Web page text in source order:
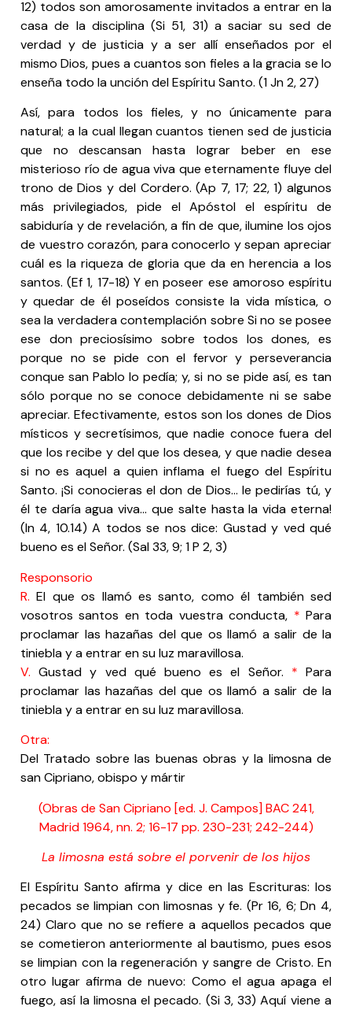
12) todos son amorosamente invitados a entrar en la
casa de la disciplina (Si 51, 31) a saciar su sed de
verdad y de justicia y a ser allí enseñados por el
mismo Dios, pues a cuantos son fieles a la gracia se lo
enseña todo la unción del Espíritu Santo. (1 Jn 2, 27)
Así, para todos los fieles, y no únicamente para
natural; a la cual llegan cuantos tienen sed de justicia
que no descansan hasta lograr beber en ese
misterioso río de agua viva que eternamente fluye del
trono de Dios y del Cordero. (Ap 7, 17; 22, 1) algunos
más privilegiados, pide el Apóstol el espíritu de
sabiduría y de revelación, a fin de que, ilumine los ojos
de vuestro corazón, para conocerlo y sepan apreciar
cuál es la riqueza de gloria que da en herencia a los
santos. (Ef 1, 17-18) Y en poseer ese amoroso espíritu
y quedar de él poseídos consiste la vida mística, o
sea la verdadera contemplación sobre Si no se posee
ese don preciosísimo sobre todos los dones, es
porque no se pide con el fervor y perseverancia
conque san Pablo lo pedía; y, si no se pide así, es tan
sólo porque no se conoce debidamente ni se sabe
apreciar. Efectivamente, estos son los dones de Dios
místicos y secretísimos, que nadie conoce fuera del
que los recibe y del que los desea, y que nadie desea
si no es aquel a quien inflama el fuego del Espíritu
Santo. ¡Si conocieras el don de Dios… le pedirías tú, y
él te daría agua viva… que salte hasta la vida eterna!
(In 4, 10.14) A todos se nos dice: Gustad y ved qué
bueno es el Señor. (Sal 33, 9; 1 P 2, 3)
Responsorio
R. El que os llamó es santo, como él también sed
vosotros santos en toda vuestra conducta, * Para
proclamar las hazañas del que os llamó a salir de la
tiniebla y a entrar en su luz maravillosa.
V. Gustad y ved qué bueno es el Señor. * Para
proclamar las hazañas del que os llamó a salir de la
tiniebla y a entrar en su luz maravillosa.
Otra:
Del Tratado sobre las buenas obras y la limosna de
san Cipriano, obispo y mártir
(Obras de San Cipriano [ed. J. Campos] BAC 241,
Madrid 1964, nn. 2; 16-17 pp. 230-231; 242-244)
La limosna está sobre el porvenir de los hijos
El Espíritu Santo afirma y dice en las Escrituras: los
pecados se limpian con limosnas y fe. (Pr 16, 6; Dn 4,
24) Claro que no se refiere a aquellos pecados que
se cometieron anteriormente al bautismo, pues esos
se limpian con la regeneración y sangre de Cristo. En
otro lugar afirma de nuevo: Como el agua apaga el
fuego, así la limosna el pecado. (Si 3, 33) Aquí viene a